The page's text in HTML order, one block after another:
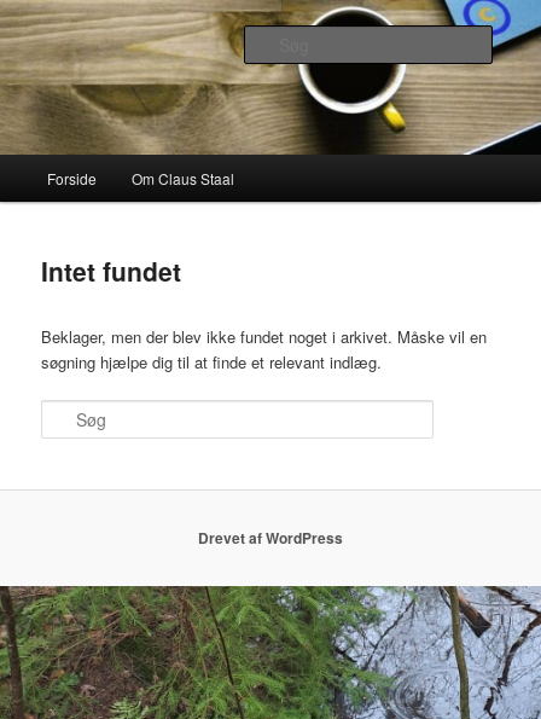
Fortsæt
til
primært
indhold
Fortsæt
til
sekundært
indholdClaus Staal
Specialkonsulent, Politiker og Far
Søg
Forside Om Claus Staal
Intet fundet
Beklager, men der blev ikke fundet noget i arkivet. Måske vil en
søgning hjælpe dig til at finde et relevant indlæg.
Drevet af WordPress